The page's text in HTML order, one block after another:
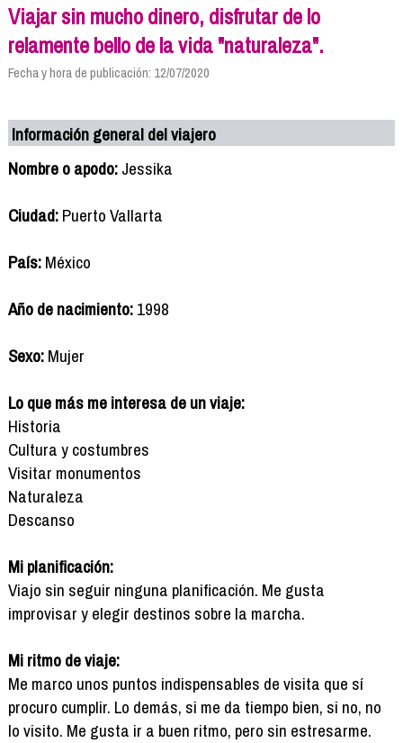
Viajar sin mucho dinero, disfrutar de lo
relamente bello de la vida "naturaleza".
Fecha y hora de publicación: 12/07/2020
Información general del viajero
Nombre o apodo:Jessika
Ciudad:Puerto Vallarta
País:México
Año de nacimiento:1998
Sexo:Mujer
Lo que más me interesa de un viaje:
Historia
Cultura y costumbres
Visitar monumentos
Naturaleza
Descanso
Mi planificación:
Viajo sin seguir ninguna planificación. Me gusta
improvisar y elegir destinos sobre la marcha.
Mi ritmo de viaje:
Me marco unos puntos indispensables de visita que sí
procuro cumplir. Lo demás, si me da tiempo bien, si no, no
lo visito. Me gusta ir a buen ritmo, pero sin estresarme.